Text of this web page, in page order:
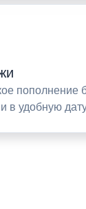
пополнение
в удобную